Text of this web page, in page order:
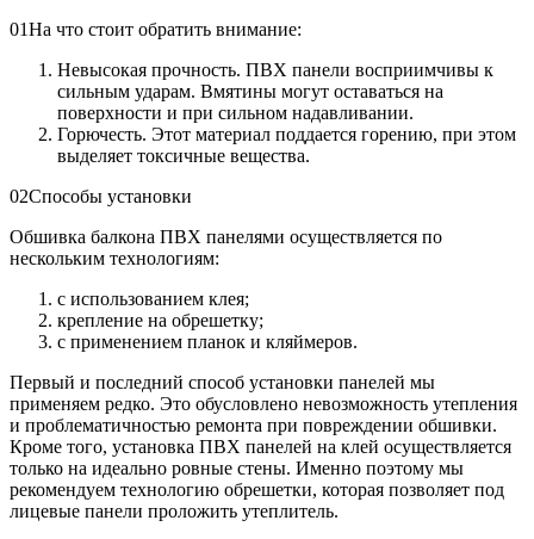
01На что стоит обратить внимание:
Невысокая прочность. ПВХ панели восприимчивы к
сильным ударам. Вмятины могут оставаться на
поверхности и при сильном надавливании.
Горючесть. Этот материал поддается горению, при этом
выделяет токсичные вещества.
02Способы установки
Обшивка балкона ПВХ панелями осуществляется по
нескольким технологиям:
с использованием клея;
крепление на обрешетку;
с применением планок и кляймеров.
Первый и последний способ установки панелей мы
применяем редко. Это обусловлено невозможность утепления
и проблематичностью ремонта при повреждении обшивки.
Кроме того, установка ПВХ панелей на клей осуществляется
только на идеально ровные стены. Именно поэтому мы
рекомендуем технологию обрешетки, которая позволяет под
лицевые панели проложить утеплитель.